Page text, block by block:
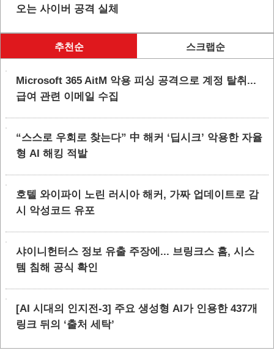
오는 사이버 공격 실체
추천순 스크랩순
Microsoft 365 AitM 악용 피싱 공격으로 계정 탈취...
급여 관련 이메일 수집
“스스로 우회로 찾는다” 中 해커 ‘딥시크’ 악용한 자율
형 AI 해킹 적발
호텔 와이파이 노린 러시아 해커, 가짜 업데이트로 감
시 악성코드 유포
샤이니헌터스 정보 유출 주장에... 브링크스 홈, 시스
템 침해 공식 확인
[AI 시대의 인지전-3] 주요 생성형 AI가 인용한 437개
링크 뒤의 ‘출처 세탁’